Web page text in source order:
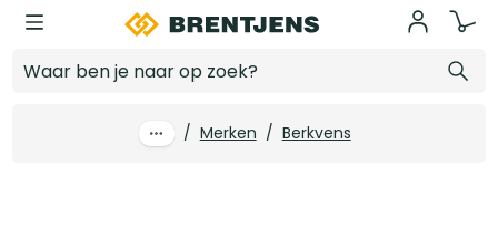
Ga naar hoofdinhoud
/ Merken / Berkvens
Log in voor prijzen